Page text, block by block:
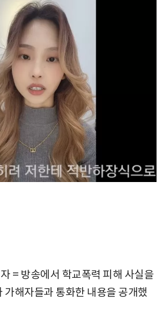
= 방송에서 학교폭력 피해 사실을
가해자들과 통화한 내용을 공개했